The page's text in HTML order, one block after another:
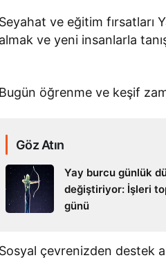
Seyahat ve eğitim fırsatları
almak ve yeni insanlarla
Bugün öğrenme ve keşif
Göz Atın
Yay burcu günlük
değiştiriyor: İşleri
günü
Sosyal çevrenizden destek